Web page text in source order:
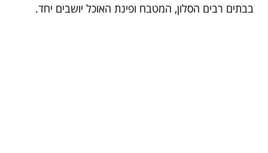
בבתים רבים הסלון, המטבח ופינת האוכל יושבים יחד.